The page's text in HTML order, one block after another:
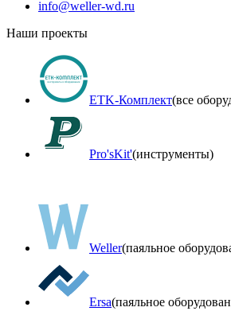
info@weller-wd.ru
Наши проекты
ETK-Комплект(все
Pro'sKit'(инструменты)
Weller(паяльное
Ersa(паяльное